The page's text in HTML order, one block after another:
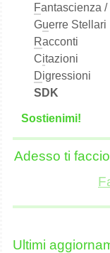
Fantascienza
Guerre Stellari
Racconti
Citazioni
Digressioni
SDK
Sostienimi!
Adesso ti
Ultimi